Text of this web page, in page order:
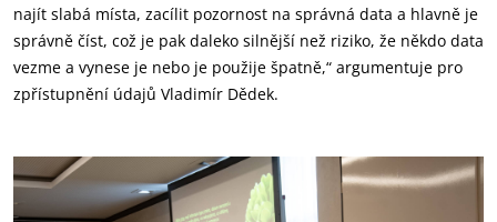
najít slabá místa, zacílit pozornost na správná data a hlavně je
správně číst, což je pak daleko silnější než riziko, že někdo data
vezme a vynese je nebo je použije špatně,“ argumentuje pro
zpřístupnění údajů Vladimír Dědek.